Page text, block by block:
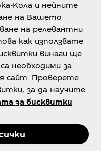
Кола и нейните
на Вашето
на релевантни
как използвате
винаги ще
необходими за
сайт. Проверете
за да научите
за бисквитки